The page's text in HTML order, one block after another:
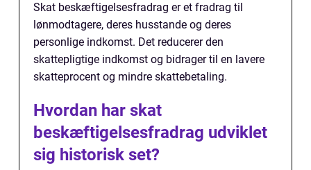
Skat beskæftigelsesfradrag er et fradrag til
lønmodtagere, deres husstande og deres
personlige indkomst. Det reducerer den
skattepligtige indkomst og bidrager til en lavere
skatteprocent og mindre skattebetaling.
Hvordan har skat
beskæftigelsesfradrag udviklet
sig historisk set?